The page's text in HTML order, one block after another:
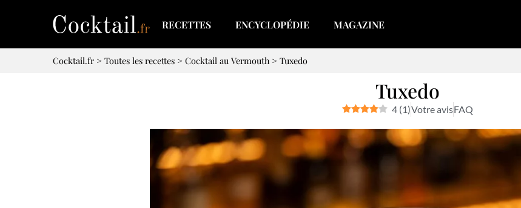
RECETTES ENCYCLOPÉDIE MAGAZINE
Cocktail.fr> Toutes les recettes > Cocktail au Vermouth > Tuxedo
Tuxedo
4 (1)Votre avisFAQ